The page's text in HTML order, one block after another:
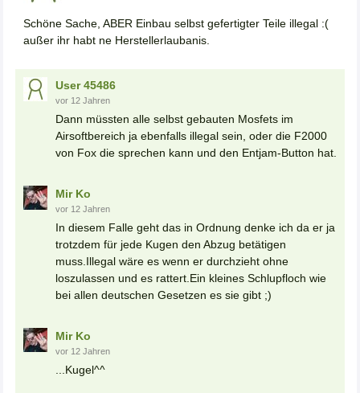
Schöne Sache, ABER Einbau selbst gefertigter Teile illegal :(
außer ihr habt ne Herstellerlaubanis.
User 45486
vor 12 Jahren
Dann müssten alle selbst gebauten Mosfets im
Airsoftbereich ja ebenfalls illegal sein, oder die F2000
von Fox die sprechen kann und den Entjam-Button hat.
Mir Ko
vor 12 Jahren
In diesem Falle geht das in Ordnung denke ich da er ja
trotzdem für jede Kugen den Abzug betätigen
muss.Illegal wäre es wenn er durchzieht ohne
loszulassen und es rattert.Ein kleines Schlupfloch wie
bei allen deutschen Gesetzen es sie gibt ;)
Mir Ko
vor 12 Jahren
...Kugel^^